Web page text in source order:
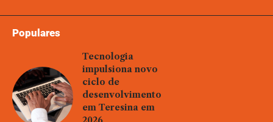
Populares
Tecnologia
impulsiona novo
ciclo de
desenvolvimento
em Teresina em